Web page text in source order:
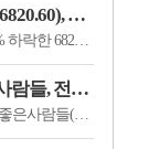
[장마감] 코스피 6.37%↓(6820.60), 코스닥 4.53%↓(791.84)
[거래량 상위 종목] 좋은사람들, 전일비 29.90% ↑... 현재가 530원